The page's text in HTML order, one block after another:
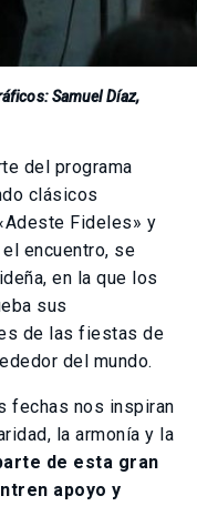
Samuel Díaz,
del programa
clásicos
Fideles» y
encuentro, se
en la que los
sus
de las fiestas de
del mundo.
fechas nos inspiran
la armonía y la
de esta gran
apoyo y